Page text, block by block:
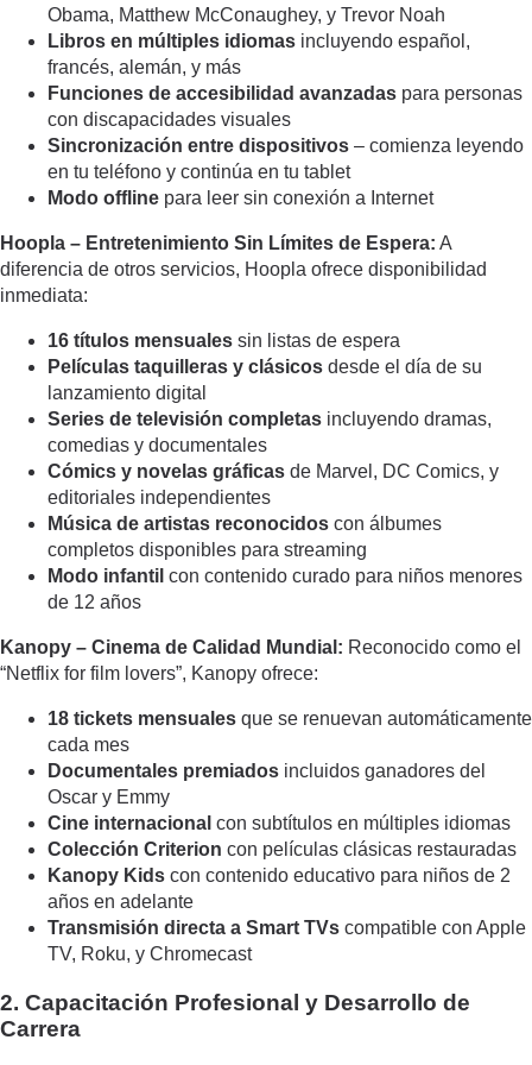
Obama, Matthew McConaughey, y Trevor Noah
Libros en múltiples idiomas incluyendo español,
francés, alemán, y más
Funciones de accesibilidad avanzadas para personas
con discapacidades visuales
Sincronización entre dispositivos – comienza leyendo
en tu teléfono y continúa en tu tablet
Modo offline para leer sin conexión a Internet
Hoopla – Entretenimiento Sin Límites de Espera: A
diferencia de otros servicios, Hoopla ofrece disponibilidad
inmediata:
16 títulos mensuales sin listas de espera
Películas taquilleras y clásicos desde el día de su
lanzamiento digital
Series de televisión completas incluyendo dramas,
comedias y documentales
Cómics y novelas gráficas de Marvel, DC Comics, y
editoriales independientes
Música de artistas reconocidos con álbumes
completos disponibles para streaming
Modo infantil con contenido curado para niños menores
de 12 años
Kanopy – Cinema de Calidad Mundial: Reconocido como el
“Netflix for film lovers”, Kanopy ofrece:
18 tickets mensuales que se renuevan automáticamente
cada mes
Documentales premiados incluidos ganadores del
Oscar y Emmy
Cine internacional con subtítulos en múltiples idiomas
Colección Criterion con películas clásicas restauradas
Kanopy Kids con contenido educativo para niños de 2
años en adelante
Transmisión directa a Smart TVs compatible con Apple
TV, Roku, y Chromecast
2. Capacitación Profesional y Desarrollo de
Carrera